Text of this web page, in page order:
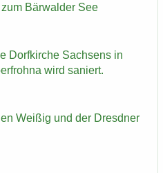
Bär­wal­der See
Dorf­kir­che Sach­sens in
wird sa­niert.
Wei­ßig und der Dresd­ner